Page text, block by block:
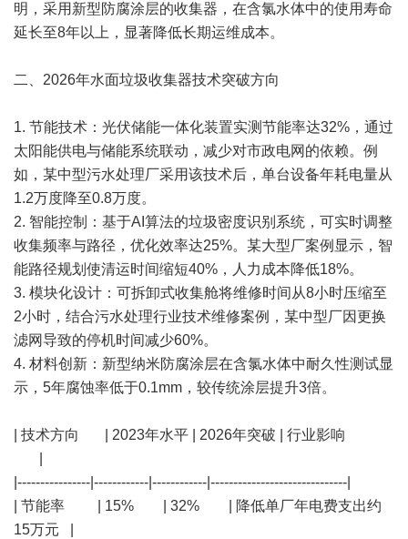
明，采用新型防腐涂层的收集器，在含氯水体中的使用寿命
延长至8年以上，显著降低长期运维成本。
二、2026年水面垃圾收集器技术突破方向
1. 节能技术：光伏储能一体化装置实测节能率达32%，通过
太阳能供电与储能系统联动，减少对市政电网的依赖。例
如，某中型污水处理厂采用该技术后，单台设备年耗电量从
1.2万度降至0.8万度。
2. 智能控制：基于AI算法的垃圾密度识别系统，可实时调整
收集频率与路径，优化效率达25%。某大型厂案例显示，智
能路径规划使清运时间缩短40%，人力成本降低18%。
3. 模块化设计：可拆卸式收集舱将维修时间从8小时压缩至
2小时，结合污水处理行业技术维修案例，某中型厂因更换
滤网导致的停机时间减少60%。
4. 材料创新：新型纳米防腐涂层在含氯水体中耐久性测试显
示，5年腐蚀率低于0.1mm，较传统涂层提升3倍。
| 技术方向 | 2023年水平 | 2026年突破 | 行业影响
|----------------|------------|------------|------------------------------|
| 节能率 | 15% | 32% | 降低单厂年电费支出约
15万元 |